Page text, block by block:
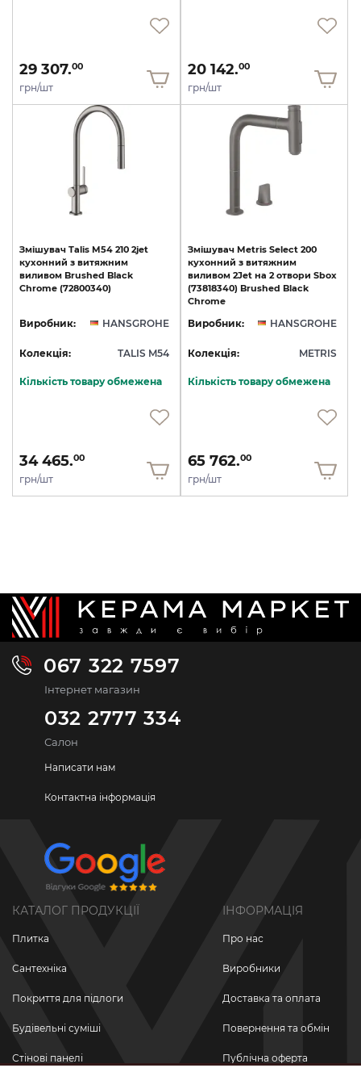
29 307.00
грн/шт
20 142.00
грн/шт
Змішувач Talis M54 210 2jet
кухонний з витяжним
виливом Brushed Black
Chrome (72800340)
Виробник: HANSGROHE
Колекція: TALIS M54
Кількість товару обмежена
34 465.00
грн/шт
Змішувач Metris Select 200
кухонний з витяжним
виливом 2Jet на 2 отвори Sbox
(73818340) Brushed Black
Chrome
Виробник: HANSGROHE
Колекція: METRIS
Кількість товару обмежена
65 762.00
грн/шт
067 322 7597
Інтернет магазин
032 2777 334
Салон
Написати нам
Контактна інформація
КАТАЛОГ ПРОДУКЦІЇ
Плитка
Сантехніка
Покриття для підлоги
Будівельні суміші
Стінові панелі
ІНФОРМАЦІЯ
Про нас
Виробники
Доставка та оплата
Повернення та обмін
Публічна оферта